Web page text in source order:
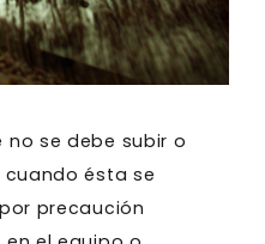
no se debe subir o
ésta se
precaución